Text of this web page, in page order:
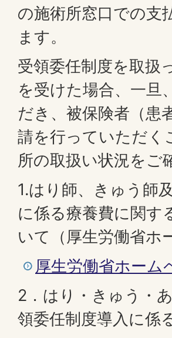
の施術所窓口での支
ます。
受領委任制度を取扱
を受けた場合、一旦
だき、被保険者（患
請を行っていただく
所の取扱い状況をご
1.はり師、きゅう師
に係る療養費に関す
いて（厚生労働省ホ
厚生労働省ホーム
2．はり・きゅう・
領委任制度導入に係